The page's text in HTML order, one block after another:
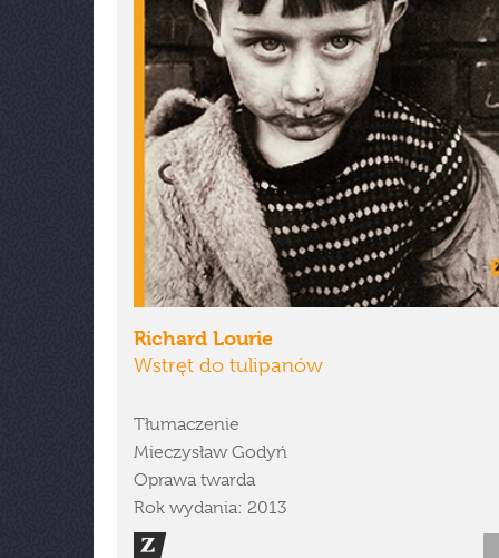
Richard Lourie
Wstręt do tulipanów
Tłumaczenie
Mieczysław Godyń
Oprawa twarda
Rok wydania: 2013